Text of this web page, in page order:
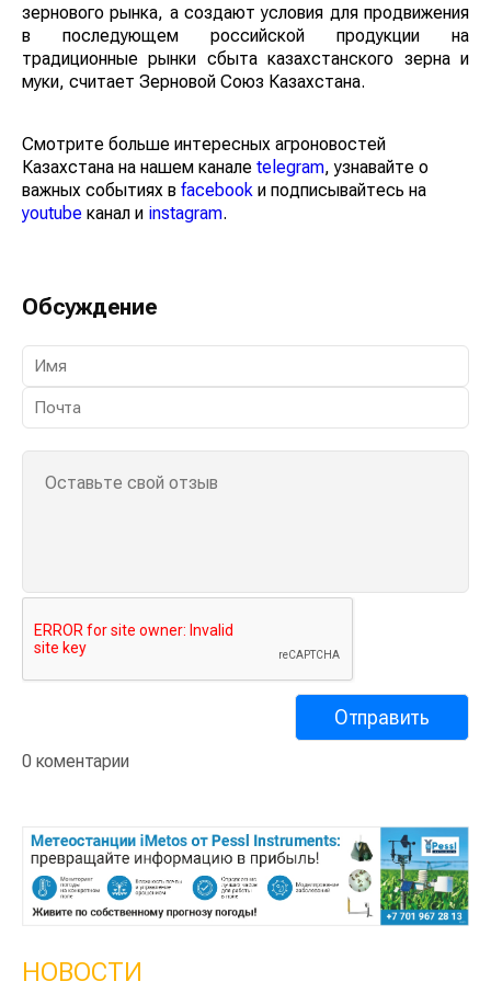
зернового рынка, а создают условия для продвижения
в последующем российской продукции на
традиционные рынки сбыта казахстанского зерна и
муки, считает Зерновой Союз Казахстана.
Смотрите больше интересных агроновостей
Казахстана на нашем канале telegram, узнавайте о
важных событиях в facebook и подписывайтесь на
youtube канал и instagram.
Обсуждение
0 коментарии
НОВОСТИ